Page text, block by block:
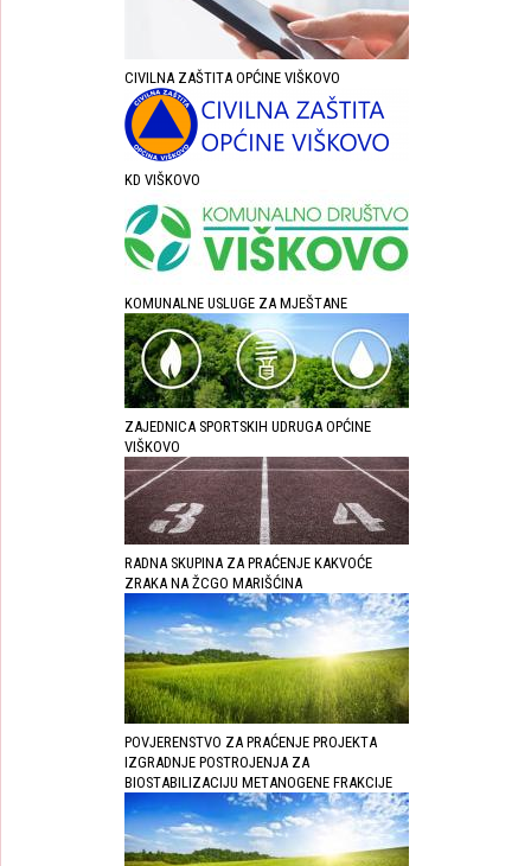
CIVILNA ZAŠTITA OPĆINE VIŠKOVO
KD VIŠKOVO
KOMUNALNE USLUGE ZA MJEŠTANE
ZAJEDNICA SPORTSKIH UDRUGA OPĆINE
VIŠKOVO
RADNA SKUPINA ZA PRAĆENJE KAKVOĆE
ZRAKA NA ŽCGO MARIŠĆINA
POVJERENSTVO ZA PRAĆENJE PROJEKTA
IZGRADNJE POSTROJENJA ZA
BIOSTABILIZACIJU METANOGENE FRAKCIJE